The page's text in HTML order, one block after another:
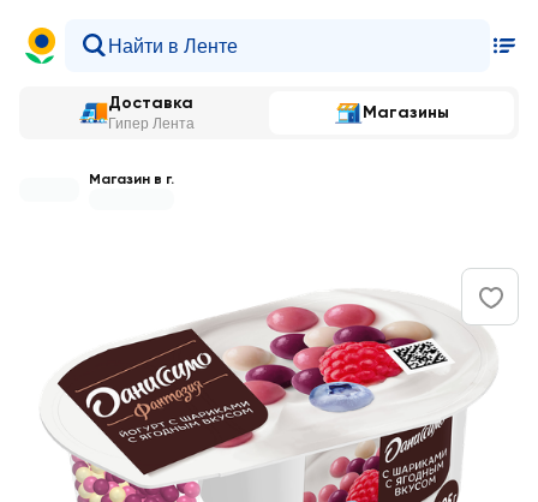
Доставка
Гипер Лента
Магазины
Магазин в г.